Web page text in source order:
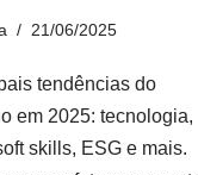
21/06/2025
tendências do
em 2025: tecnologia,
skills, ESG e mais.